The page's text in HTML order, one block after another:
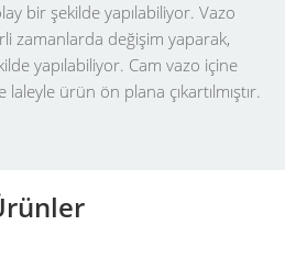
bir şekilde yapılabiliyor. Vazo
zamanlarda değişim yaparak,
yapılabiliyor. Cam vazo içine
ürün ön plana çıkartılmıştır.